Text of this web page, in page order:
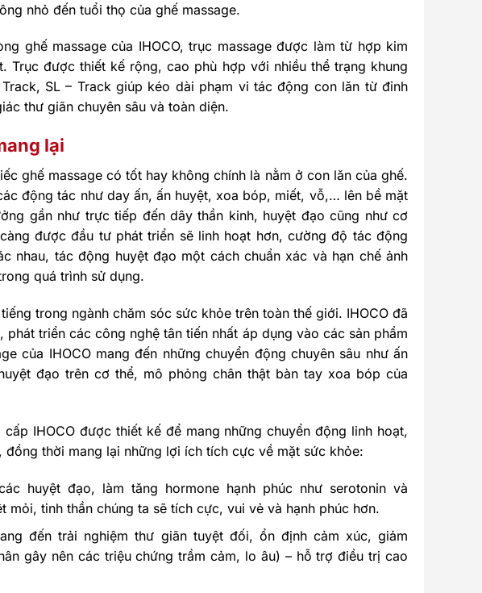
nhỏ đến tuổi thọ của ghế massage.
ghế massage của IHOCO, trục massage được làm từ hợp kim
được thiết kế rộng, cao phù hợp với nhiều thể trạng khung
SL – Track giúp kéo dài phạm vi tác động con lăn từ đỉnh
thư giãn chuyên sâu và toàn diện.
lại
ghế massage có tốt hay không chính là nằm ở con lăn của ghế.
động tác như day ấn, ấn huyệt, xoa bóp, miết, vỗ,… lên bề mặt
gần như trực tiếp đến dây thần kinh, huyệt đạo cũng như cơ
được đầu tư phát triển sẽ linh hoạt hơn, cường độ tác động
nhau, tác động huyệt đạo một cách chuẩn xác và hạn chế ảnh
quá trình sử dụng.
trong ngành chăm sóc sức khỏe trên toàn thế giới. IHOCO đã
triển các công nghệ tân tiến nhất áp dụng vào các sản phẩm
của IHOCO mang đến những chuyển động chuyên sâu như ấn
đạo trên cơ thể, mô phỏng chân thật bàn tay xoa bóp của
IHOCO được thiết kế để mang những chuyển động linh hoạt,
thời mang lại những lợi ích tích cực về mặt sức khỏe:
huyệt đạo, làm tăng hormone hạnh phúc như serotonin và
mỏi, tinh thần chúng ta sẽ tích cực, vui vẻ và hạnh phúc hơn.
đến trải nghiệm thư giãn tuyệt đối, ổn định cảm xúc, giảm
gây nên các triệu chứng trầm cảm, lo âu) – hỗ trợ điều trị cao